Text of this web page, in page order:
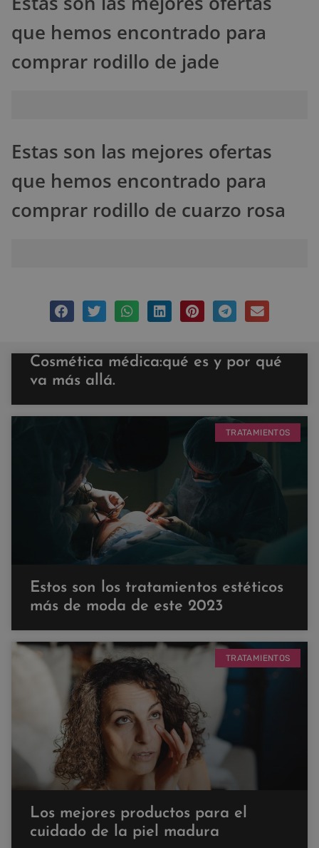
que hemos encontrado para
comprar rodillo de jade
Estas son las mejores ofertas
que hemos encontrado para
comprar rodillo de cuarzo rosa
Cosmética médica:qué es y por qué
va más allá.
TRATAMIENTOS
Estos son los tratamientos estéticos
más de moda de este 2023
TRATAMIENTOS
Los mejores productos para el
cuidado de la piel madura